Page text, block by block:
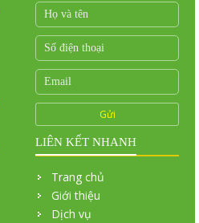
LIÊN KẾT NHANH
Trang chủ
Giới thiệu
Dịch vụ